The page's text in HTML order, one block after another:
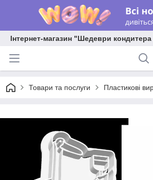
Інтернет-магазин "Шедеври
Товари та послуги Пластикові